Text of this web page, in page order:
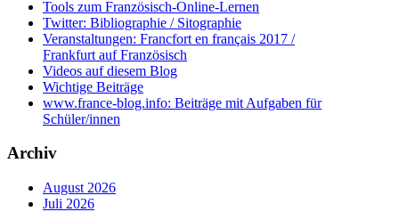
Tools zum Französisch-Online-Lernen
Twitter: Bibliographie / Sitographie
Veranstaltungen: Francfort en français 2017 /
Frankfurt auf Französisch
Videos auf diesem Blog
Wichtige Beiträge
www.france-blog.info: Beiträge mit Aufgaben für
Schüler/innen
Archiv
August 2026
Juli 2026